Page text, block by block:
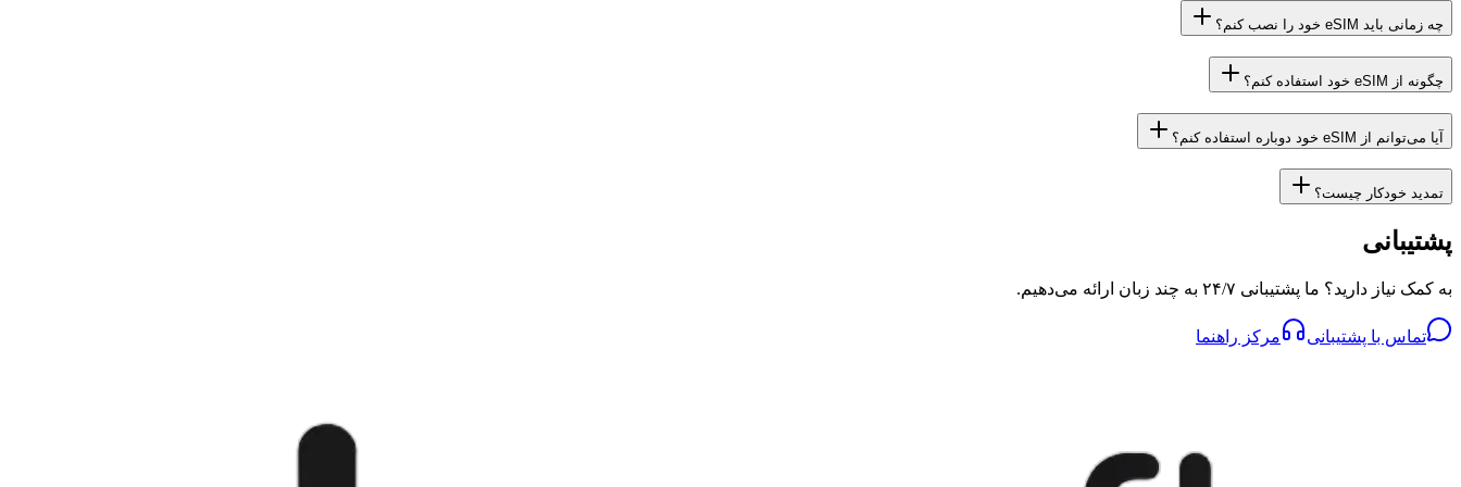
چه زمانی باید eSIM خود را نصب کنم؟
چگونه از eSIM خود استفاده کنم؟
آیا می‌توانم از eSIM خود دوباره استفاده کنم؟
تمدید خودکار چیست؟
پشتیبانی
به کمک نیاز دارید؟ ما پشتیبانی ۲۴/۷ به چند زبان ارائه می‌دهیم.
تماس با پشتیبانی مرکز راهنما